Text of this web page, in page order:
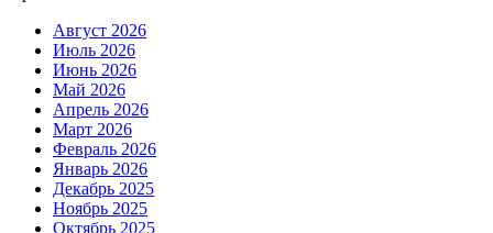
Август 2026
Июль 2026
Июнь 2026
Май 2026
Апрель 2026
Март 2026
Февраль 2026
Январь 2026
Декабрь 2025
Ноябрь 2025
Октябрь 2025